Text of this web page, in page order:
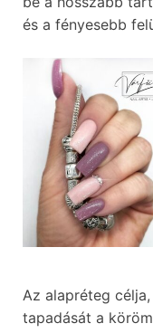
és a fényesebb
Az alapréteg
tapadását a